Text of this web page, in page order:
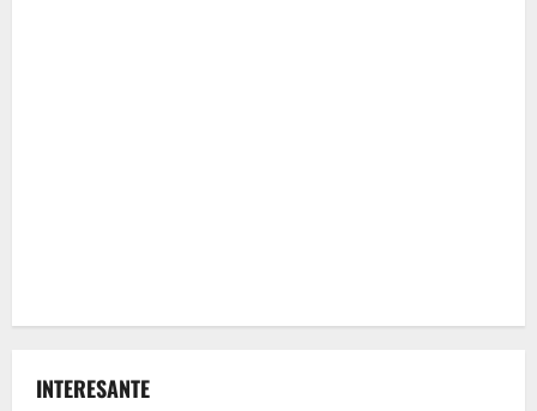
INTERESANTE